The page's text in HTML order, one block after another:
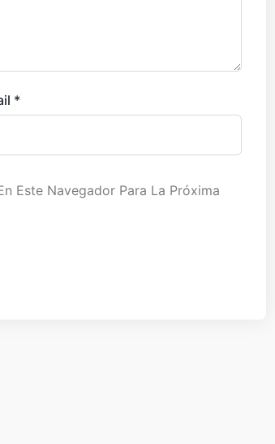
*
Este Navegador Para La Próxima